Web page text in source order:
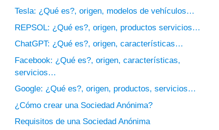
Tesla: ¿Qué es?, origen, modelos de vehículos…
REPSOL: ¿Qué es?, origen, productos servicios…
ChatGPT: ¿Qué es?, origen, características…
Facebook: ¿Qué es?, origen, características,
servicios…
Google: ¿Qué es?, origen, productos, servicios…
¿Cómo crear una Sociedad Anónima?
Requisitos de una Sociedad Anónima